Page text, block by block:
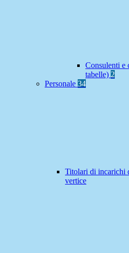
Consulenti e
tabelle) 2
Personale 34
Titolari di incarichi
vertice